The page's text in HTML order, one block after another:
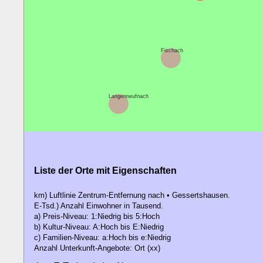
Langenneufnach
Fischach
Liste der Orte mit Eigenschaften
km) Luftlinie Zentrum-Entfernung nach • Gessertshausen.
E-Tsd.) Anzahl Einwohner in Tausend.
a) Preis-Niveau: 1:Niedrig bis 5:Hoch
b) Kultur-Niveau: A:Hoch bis E:Niedrig
c) Familien-Niveau: a:Hoch bis e:Niedrig
Anzahl Unterkunft-Angebote: Ort (xx)